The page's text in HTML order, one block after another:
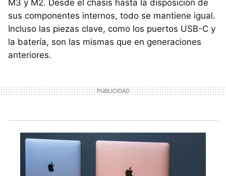
M3 y M2. Desde el chasis hasta la disposición de
sus componentes internos, todo se mantiene igual.
Incluso las piezas clave, como los puertos USB-C y
la batería, son las mismas que en generaciones
anteriores.